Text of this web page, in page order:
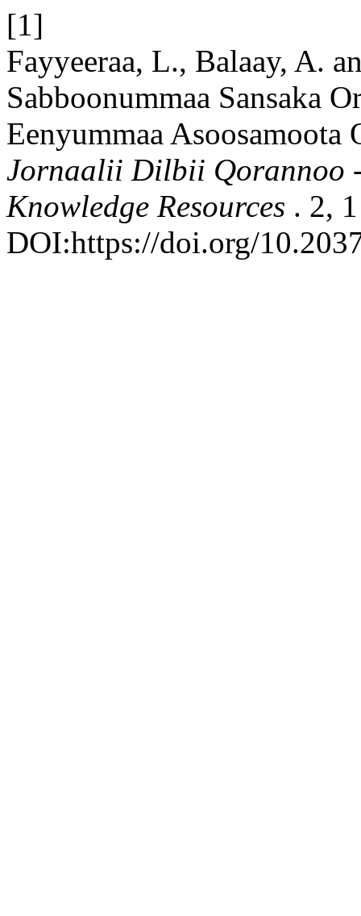
[1]
Fayyeeraa, L., Balaay, A.
Sabboonummaa Sansaka
Eenyummaa Asoosamoota
Jornaalii Dilbii Qorannoo
Knowledge Resources . 2,
DOI:https://doi.org/